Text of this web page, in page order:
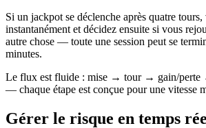
Si un jackpot se déclenche après quatre
instantanément et décidez ensuite si vous
autre chose — toute une session peut se
minutes.
Le flux est fluide : mise → tour → gain/perte
— chaque étape est conçue pour une vitesse
Gérer le risque en temps